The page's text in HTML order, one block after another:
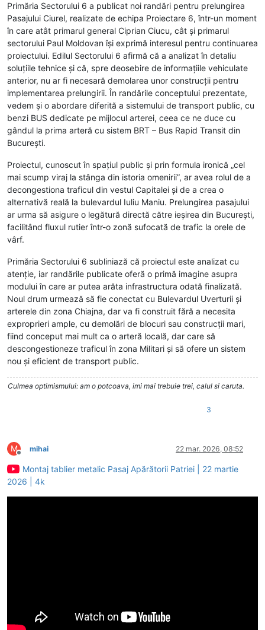
Primăria Sectorului 6 a publicat noi randări pentru prelungirea
Pasajului Ciurel, realizate de echipa Proiectare 6, într-un moment
în care atât primarul general Ciprian Ciucu, cât și primarul
sectorului Paul Moldovan își exprimă interesul pentru continuarea
proiectului. Edilul Sectorului 6 afirmă că a analizat în detaliu
soluțiile tehnice și că, spre deosebire de informațiile vehiculate
anterior, nu ar fi necesară demolarea unor construcții pentru
implementarea prelungirii. În randările conceptului prezentate,
vedem și o abordare diferită a sistemului de transport public, cu
benzi BUS dedicate pe mijlocul arterei, ceea ce ne duce cu
gândul la prima arteră cu sistem BRT – Bus Rapid Transit din
București.
Proiectul, cunoscut în spațiul public și prin formula ironică „cel
mai scump viraj la stânga din istoria omenirii”, ar avea rolul de a
decongestiona traficul din vestul Capitalei și de a crea o
alternativă reală la bulevardul Iuliu Maniu. Prelungirea pasajului
ar urma să asigure o legătură directă către ieșirea din București,
facilitând fluxul rutier într-o zonă sufocată de trafic la orele de
vârf.
Primăria Sectorului 6 subliniază că proiectul este analizat cu
atenție, iar randările publicate oferă o primă imagine asupra
modului în care ar putea arăta infrastructura odată finalizată.
Noul drum urmează să fie conectat cu Bulevardul Uverturii și
arterele din zona Chiajna, dar va fi construit fără a necesita
exproprieri ample, cu demolări de blocuri sau construcții mari,
fiind conceput mai mult ca o arteră locală, dar care să
descongestioneze traficul în zona Militari și să ofere un sistem
nou și eficient de transport public.
Culmea optimismului: am o potcoava, imi mai trebuie trei, calul si caruta.
3
M
Deconectat
mihai 22 mar. 2026, 08:52
Montaj tablier metalic Pasaj Apărătorii Patriei | 22 martie
2026 | 4k